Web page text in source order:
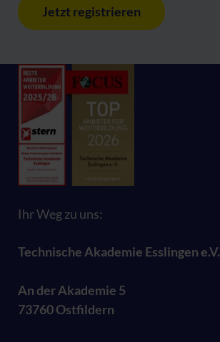
Jetzt registrieren
Ihr Weg zu uns:
Technische Akademie Esslingen e.V.
An der Akademie 5
73760 Ostfildern